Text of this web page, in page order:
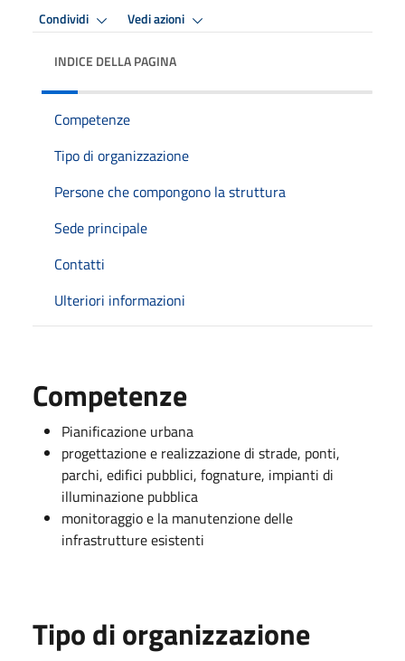
Condividi Vedi azioni
INDICE DELLA PAGINA
Competenze
Tipo di organizzazione
Persone che compongono la struttura
Sede principale
Contatti
Ulteriori informazioni
Competenze
Pianificazione urbana
progettazione e realizzazione di strade, ponti,
parchi, edifici pubblici, fognature, impianti di
illuminazione pubblica
monitoraggio e la manutenzione delle
infrastrutture esistenti
Tipo di organizzazione